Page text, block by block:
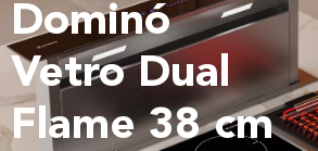
Dominó
Vetro Dual
Flame 38 cm